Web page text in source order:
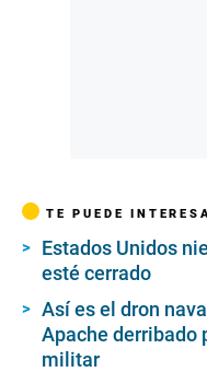
TE PUEDE
Estados Unidos
esté cerrado
Así es el dron
Apache derribado
militar